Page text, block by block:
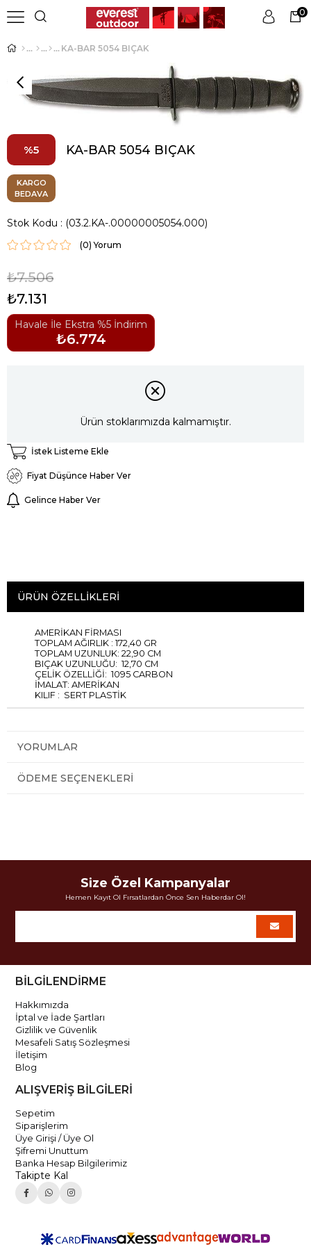
Üye Girişi
0
KA-BAR 5054 BIÇAK
5 KA-BAR 5054 BIÇAK
KARGO
BEDAVA
Stok Kodu (03.2.KA-.00000005054.000)
(0)
₺7.506
₺7.131
Havale İle Ekstra %5 İndirim
₺6.774
Ürün stoklarımızda kalmamıştır.
İstek Listeme Ekle
Fiyat Düşünce Haber Ver
Gelince Haber Ver
ÜRÜN ÖZELLIKLERI
AMERİKAN FİRMASI
TOPLAM AĞIRLIK : 172,40 GR
TOPLAM UZUNLUK: 22,90 CM
BIÇAK UZUNLUĞU: 12,70 CM
ÇELİK ÖZELLİĞİ: 1095 CARBON
İMALAT: AMERİKAN
KILIF : SERT PLASTİK
YORUMLAR
ÖDEME SEÇENEKLERI
Size Özel Kampanyalar
Hemen Kayıt Ol Fırsatlardan Önce Sen Haberdar Ol!
BİLGİLENDİRME
Hakkımızda
İptal ve İade Şartları
Gizlilik ve Güvenlik
Mesafeli Satış Sözleşmesi
İletişim
Blog
ALIŞVERİŞ BİLGİLERİ
Sepetim
Siparişlerim
Üye Girişi / Üye Ol
Şifremi Unuttum
Banka Hesap Bilgilerimiz
Takipte Kal